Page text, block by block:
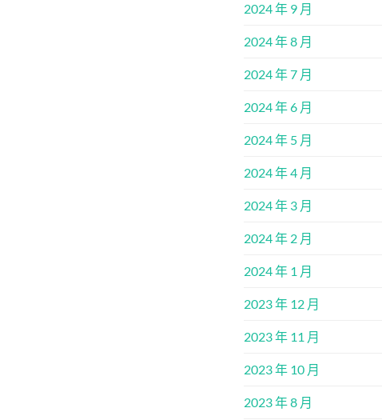
2024 年 9 月
2024 年 8 月
2024 年 7 月
2024 年 6 月
2024 年 5 月
2024 年 4 月
2024 年 3 月
2024 年 2 月
2024 年 1 月
2023 年 12 月
2023 年 11 月
2023 年 10 月
2023 年 8 月